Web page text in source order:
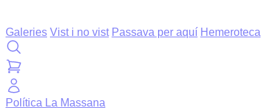
Galeries Vist i no vist Passava per aquí Hemeroteca
Política La Massana